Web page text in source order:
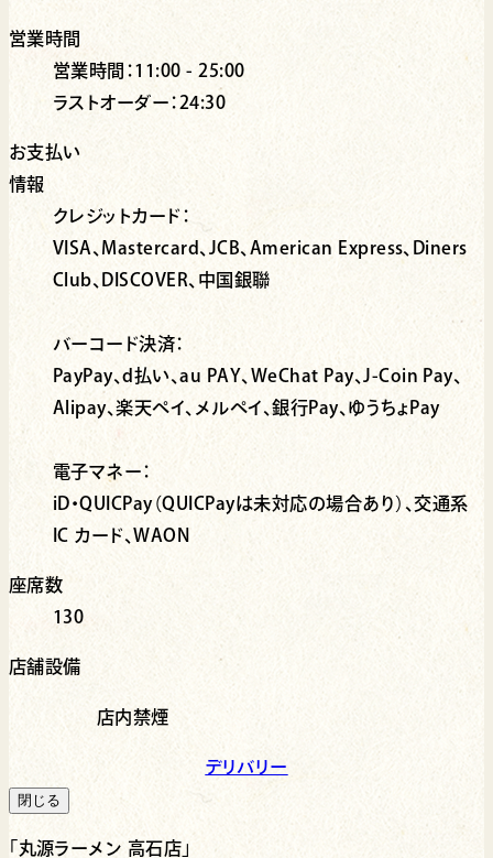
営業時間
営業時間：11:00 - 25:00
ラストオーダー：24:30
お支払い
情報
クレジットカード：
VISA、Mastercard、JCB、American Express、Diners
Club、DISCOVER、中国銀聯
バーコード決済：
PayPay、d払い、au PAY、WeChat Pay、J-Coin Pay、
Alipay、楽天ペイ、メルペイ、銀行Pay、ゆうちょPay
電子マネー：
iD・QUICPay（QUICPayは未対応の場合あり）、交通系
IC カード、WAON
座席数
130
店舗設備
店内禁煙
デリバリー
閉じる
「 丸源ラーメン 高石店 」